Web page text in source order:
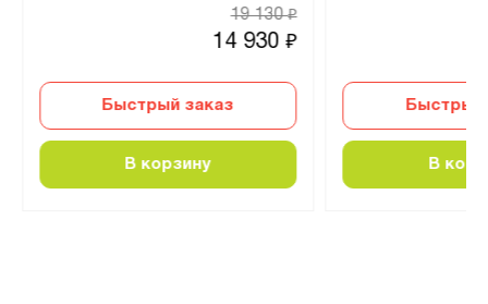
14 930₽
19 130₽
Быстрый заказ
В корзину
Быстрый
В